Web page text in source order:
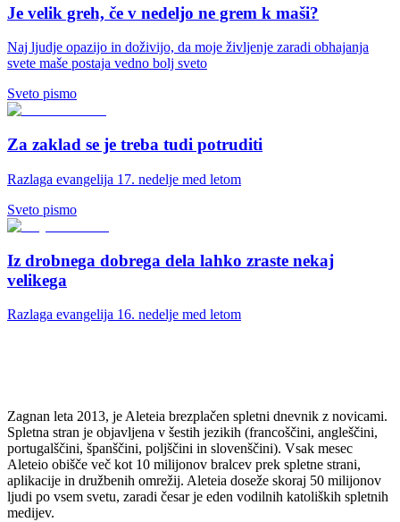
Je velik greh, če v nedeljo ne grem k maši?
Naj ljudje opazijo in doživijo, da moje življenje zaradi obhajanja
svete maše postaja vedno bolj sveto
Sveto pismo
Za zaklad se je treba tudi potruditi
Razlaga evangelija 17. nedelje med letom
Sveto pismo
Iz drobnega dobrega dela lahko zraste nekaj
velikega
Razlaga evangelija 16. nedelje med letom
Zagnan leta 2013, je Aleteia brezplačen spletni dnevnik z novicami.
Spletna stran je objavljena v šestih jezikih (francoščini, angleščini,
portugalščini, španščini, poljščini in slovenščini). Vsak mesec
Aleteio obišče več kot 10 milijonov bralcev prek spletne strani,
aplikacije in družbenih omrežij. Aleteia doseže skoraj 50 milijonov
ljudi po vsem svetu, zaradi česar je eden vodilnih katoliških spletnih
medijev.